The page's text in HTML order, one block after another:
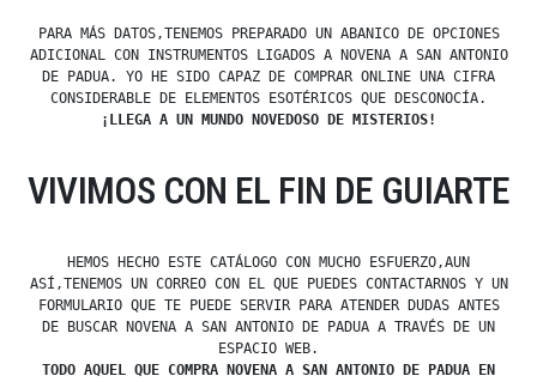
PARA MÁS DATOS,TENEMOS PREPARADO UN ABANICO DE OPCIONES
ADICIONAL CON INSTRUMENTOS LIGADOS A NOVENA A SAN ANTONIO
DE PADUA. YO HE SIDO CAPAZ DE COMPRAR ONLINE UNA CIFRA
CONSIDERABLE DE ELEMENTOS ESOTÉRICOS QUE DESCONOCÍA.
¡LLEGA A UN MUNDO NOVEDOSO DE MISTERIOS!
VIVIMOS CON EL FIN DE GUIARTE
HEMOS HECHO ESTE CATÁLOGO CON MUCHO ESFUERZO,AUN
ASÍ,TENEMOS UN CORREO CON EL QUE PUEDES CONTACTARNOS Y UN
FORMULARIO QUE TE PUEDE SERVIR PARA ATENDER DUDAS ANTES
DE BUSCAR NOVENA A SAN ANTONIO DE PADUA A TRAVÉS DE UN
ESPACIO WEB.
TODO AQUEL QUE COMPRA NOVENA A SAN ANTONIO DE PADUA EN